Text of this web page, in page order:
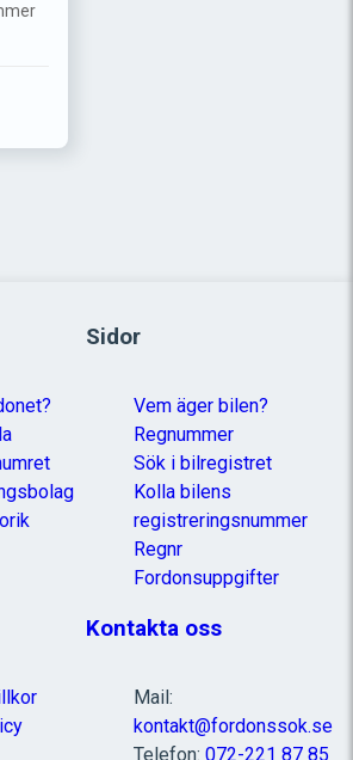
Sidor
Vem äger bilen?
Regnummer
Sök i bilregistret
Kolla bilens
registreringsnummer
Regnr
Fordonsuppgifter
Kontakta oss
Mail:
kontakt@fordonssok.se
Telefon: 072-221 87 85